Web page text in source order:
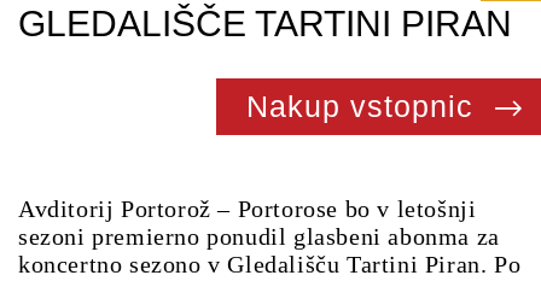
GLEDALIŠČE TARTINI PIRAN
Nakup vstopnic
Avditorij Portorož – Portorose bo v letošnji
sezoni premierno ponudil glasbeni abonma za
koncertno sezono v Gledališču Tartini Piran. Po